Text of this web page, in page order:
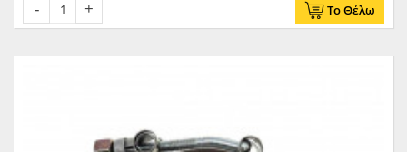
Το Θέλω